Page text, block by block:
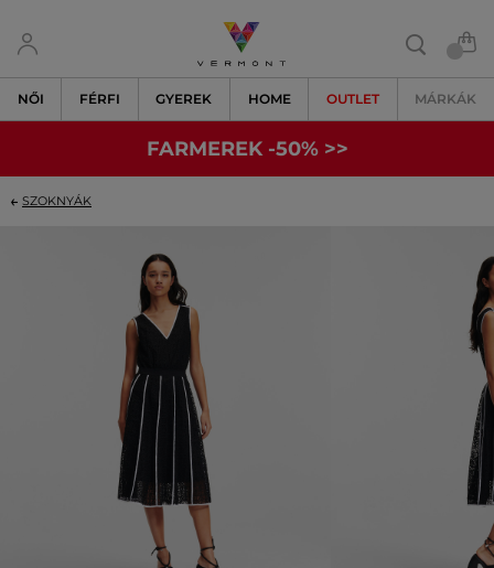
NŐI FÉRFI GYEREK HOME OUTLET MÁRKÁK
FARMEREK -50% >>
SZOKNYÁK